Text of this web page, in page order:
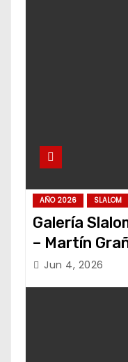
AÑO 2026 SLALOM
Galería
– Martín
Jun 4, 2026